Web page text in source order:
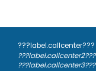
???label.callcenter???
???label.callcenter2???
???label.callcenter3???